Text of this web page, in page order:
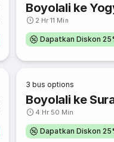
Boyolali ke
2 Hr 11 Min
Dapatkan Diskon
3 bus options
Boyolali ke
4 Hr 50 Min
Dapatkan Diskon